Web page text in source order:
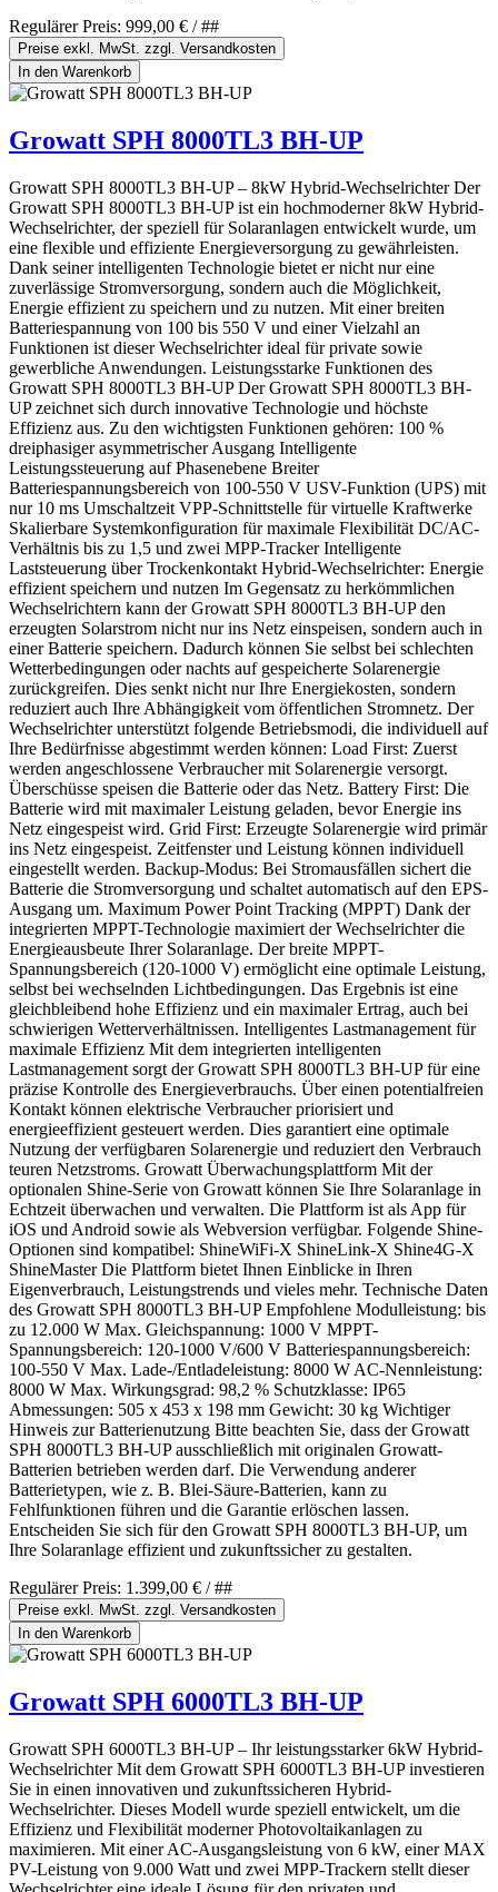
Regulärer Preis: 999,00 € / ##
Preise exkl. MwSt. zzgl. Versandkosten
In den Warenkorb
Growatt SPH 8000TL3 BH-UP
Growatt SPH 8000TL3 BH-UP – 8kW Hybrid-Wechselrichter Der
Growatt SPH 8000TL3 BH-UP ist ein hochmoderner 8kW Hybrid-
Wechselrichter, der speziell für Solaranlagen entwickelt wurde, um
eine flexible und effiziente Energieversorgung zu gewährleisten.
Dank seiner intelligenten Technologie bietet er nicht nur eine
zuverlässige Stromversorgung, sondern auch die Möglichkeit,
Energie effizient zu speichern und zu nutzen. Mit einer breiten
Batteriespannung von 100 bis 550 V und einer Vielzahl an
Funktionen ist dieser Wechselrichter ideal für private sowie
gewerbliche Anwendungen. Leistungsstarke Funktionen des
Growatt SPH 8000TL3 BH-UP Der Growatt SPH 8000TL3 BH-
UP zeichnet sich durch innovative Technologie und höchste
Effizienz aus. Zu den wichtigsten Funktionen gehören: 100 %
dreiphasiger asymmetrischer Ausgang Intelligente
Leistungssteuerung auf Phasenebene Breiter
Batteriespannungsbereich von 100-550 V USV-Funktion (UPS) mit
nur 10 ms Umschaltzeit VPP-Schnittstelle für virtuelle Kraftwerke
Skalierbare Systemkonfiguration für maximale Flexibilität DC/AC-
Verhältnis bis zu 1,5 und zwei MPP-Tracker Intelligente
Laststeuerung über Trockenkontakt Hybrid-Wechselrichter: Energie
effizient speichern und nutzen Im Gegensatz zu herkömmlichen
Wechselrichtern kann der Growatt SPH 8000TL3 BH-UP den
erzeugten Solarstrom nicht nur ins Netz einspeisen, sondern auch in
einer Batterie speichern. Dadurch können Sie selbst bei schlechten
Wetterbedingungen oder nachts auf gespeicherte Solarenergie
zurückgreifen. Dies senkt nicht nur Ihre Energiekosten, sondern
reduziert auch Ihre Abhängigkeit vom öffentlichen Stromnetz. Der
Wechselrichter unterstützt folgende Betriebsmodi, die individuell auf
Ihre Bedürfnisse abgestimmt werden können: Load First: Zuerst
werden angeschlossene Verbraucher mit Solarenergie versorgt.
Überschüsse speisen die Batterie oder das Netz. Battery First: Die
Batterie wird mit maximaler Leistung geladen, bevor Energie ins
Netz eingespeist wird. Grid First: Erzeugte Solarenergie wird primär
ins Netz eingespeist. Zeitfenster und Leistung können individuell
eingestellt werden. Backup-Modus: Bei Stromausfällen sichert die
Batterie die Stromversorgung und schaltet automatisch auf den EPS-
Ausgang um. Maximum Power Point Tracking (MPPT) Dank der
integrierten MPPT-Technologie maximiert der Wechselrichter die
Energieausbeute Ihrer Solaranlage. Der breite MPPT-
Spannungsbereich (120-1000 V) ermöglicht eine optimale Leistung,
selbst bei wechselnden Lichtbedingungen. Das Ergebnis ist eine
gleichbleibend hohe Effizienz und ein maximaler Ertrag, auch bei
schwierigen Wetterverhältnissen. Intelligentes Lastmanagement für
maximale Effizienz Mit dem integrierten intelligenten
Lastmanagement sorgt der Growatt SPH 8000TL3 BH-UP für eine
präzise Kontrolle des Energieverbrauchs. Über einen potentialfreien
Kontakt können elektrische Verbraucher priorisiert und
energieeffizient gesteuert werden. Dies garantiert eine optimale
Nutzung der verfügbaren Solarenergie und reduziert den Verbrauch
teuren Netzstroms. Growatt Überwachungsplattform Mit der
optionalen Shine-Serie von Growatt können Sie Ihre Solaranlage in
Echtzeit überwachen und verwalten. Die Plattform ist als App für
iOS und Android sowie als Webversion verfügbar. Folgende Shine-
Optionen sind kompatibel: ShineWiFi-X ShineLink-X Shine4G-X
ShineMaster Die Plattform bietet Ihnen Einblicke in Ihren
Eigenverbrauch, Leistungstrends und vieles mehr. Technische Daten
des Growatt SPH 8000TL3 BH-UP Empfohlene Modulleistung: bis
zu 12.000 W Max. Gleichspannung: 1000 V MPPT-
Spannungsbereich: 120-1000 V/600 V Batteriespannungsbereich:
100-550 V Max. Lade-/Entladeleistung: 8000 W AC-Nennleistung:
8000 W Max. Wirkungsgrad: 98,2 % Schutzklasse: IP65
Abmessungen: 505 x 453 x 198 mm Gewicht: 30 kg Wichtiger
Hinweis zur Batterienutzung Bitte beachten Sie, dass der Growatt
SPH 8000TL3 BH-UP ausschließlich mit originalen Growatt-
Batterien betrieben werden darf. Die Verwendung anderer
Batterietypen, wie z. B. Blei-Säure-Batterien, kann zu
Fehlfunktionen führen und die Garantie erlöschen lassen.
Entscheiden Sie sich für den Growatt SPH 8000TL3 BH-UP, um
Ihre Solaranlage effizient und zukunftssicher zu gestalten.
Regulärer Preis: 1.399,00 € / ##
Preise exkl. MwSt. zzgl. Versandkosten
In den Warenkorb
Growatt SPH 6000TL3 BH-UP
Growatt SPH 6000TL3 BH-UP – Ihr leistungsstarker 6kW Hybrid-
Wechselrichter Mit dem Growatt SPH 6000TL3 BH-UP investieren
Sie in einen innovativen und zukunftssicheren Hybrid-
Wechselrichter. Dieses Modell wurde speziell entwickelt, um die
Effizienz und Flexibilität moderner Photovoltaikanlagen zu
maximieren. Mit einer AC-Ausgangsleistung von 6 kW, einer MAX
PV-Leistung von 9.000 Watt und zwei MPP-Trackern stellt dieser